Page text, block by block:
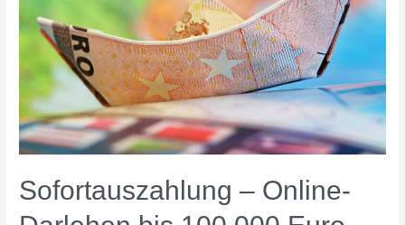
Sofortauszahlung – Online-